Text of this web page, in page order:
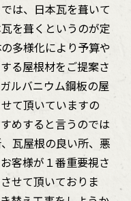
は、日本瓦を葺いて
を葺くというのが定
多様化により予算や
る屋根材をご提案さ
ルバニウム鋼板の屋
て頂いていますの
めすると言うのでは
瓦屋根の良い所、悪
客様が１番重要視さ
せて頂いておりま